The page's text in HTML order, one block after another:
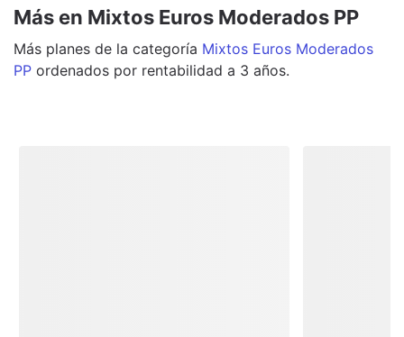
Más en Mixtos Euros Moderados PP
Más planes de la categoría Mixtos Euros Moderados
PP ordenados por rentabilidad a 3 años.